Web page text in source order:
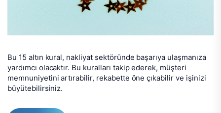
Bu 15 altın kural, nakliyat sektöründe başarıya ulaşmanıza
yardımcı olacaktır. Bu kuralları takip ederek, müşteri
memnuniyetini artırabilir, rekabette öne çıkabilir ve işinizi
büyütebilirsiniz.